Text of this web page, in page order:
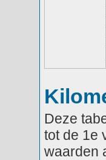
Deze
tot de 1e
waarden